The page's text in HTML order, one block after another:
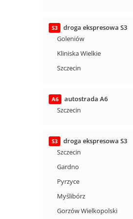
S3
droga ekspresowa S3
Goleniów
Kliniska Wielkie
Szczecin
A6
autostrada A6
Szczecin
S3
droga ekspresowa S3
Szczecin
Gardno
Pyrzyce
Myślibórz
Gorzów Wielkopolski